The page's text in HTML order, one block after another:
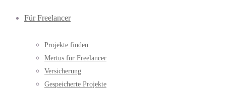
Für Freelancer
Projekte finden
Mertus für Freelancer
Versicherung
Gespeicherte Projekte